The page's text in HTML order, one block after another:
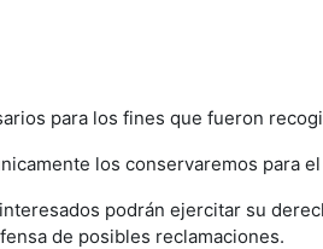
para los fines que fueron
los conservaremos para
podrán ejercitar su
de posibles reclamaciones.